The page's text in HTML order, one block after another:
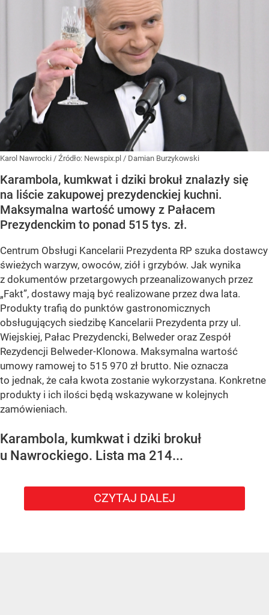
Karol Nawrocki / Źródło: Newspix.pl / Damian Burzykowski
Karambola, kumkwat i dziki brokuł znalazły się
na liście zakupowej prezydenckiej kuchni.
Maksymalna wartość umowy z Pałacem
Prezydenckim to ponad 515 tys. zł.
Centrum Obsługi Kancelarii Prezydenta RP szuka dostawcy
świeżych warzyw, owoców, ziół i grzybów. Jak wynika
z dokumentów przetargowych przeanalizowanych przez
„Fakt”, dostawy mają być realizowane przez dwa lata.
Produkty trafią do punktów gastronomicznych
obsługujących siedzibę Kancelarii Prezydenta przy ul.
Wiejskiej, Pałac Prezydencki, Belweder oraz Zespół
Rezydencji Belweder-Klonowa. Maksymalna wartość
umowy ramowej to 515 970 zł brutto. Nie oznacza
to jednak, że cała kwota zostanie wykorzystana. Konkretne
produkty i ich ilości będą wskazywane w kolejnych
zamówieniach.
Karambola, kumkwat i dziki brokuł
u Nawrockiego. Lista ma 214...
CZYTAJ DALEJ